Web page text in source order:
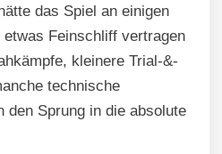
das Spiel an einigen
Feinschliff vertragen
kleinere Trial-&-
technische
den Sprung in die absolute